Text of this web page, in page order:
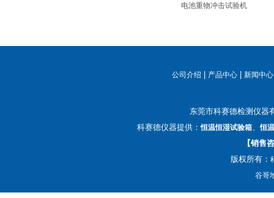
电池重物冲击试验机
公司介绍 | 产品中心 |新闻中心
东莞市科赛德检测仪
科赛德仪器提供：恒温恒湿试验箱 、恒
【销售
版权所有：
谷哥